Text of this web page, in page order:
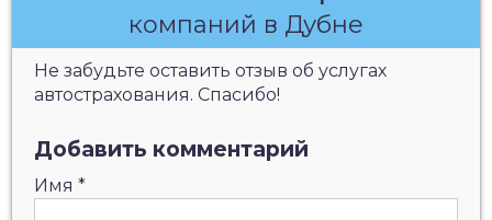
компаний в Дубне
Не забудьте оставить отзыв об услугах
автострахования. Спасибо!
Добавить комментарий
Имя *